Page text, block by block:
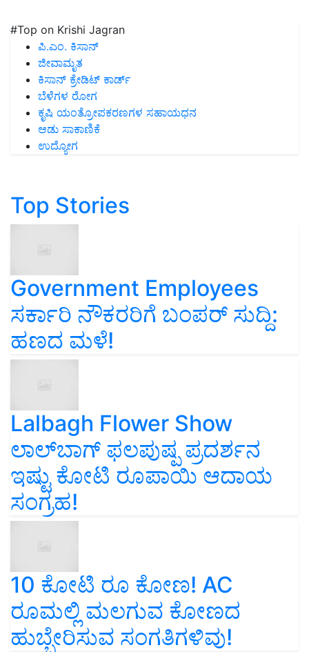
#Top on Krishi Jagran
ಪಿ.ಎಂ. ಕಿಸಾನ್
ಜೀವಾಮೃತ
ಕಿಸಾನ್ ಕ್ರೇಡಿಟ್ ಕಾರ್ಡ್
ಬೆಳೆಗಳ ರೋಗ
ಕೃಷಿ ಯಂತ್ರೋಪಕರಣಗಳ ಸಹಾಯಧನ
ಆಡು ಸಾಕಾಣಿಕೆ
ಉದ್ಯೋಗ
Top Stories
Government Employees
ಸರ್ಕಾರಿ ನೌಕರರಿಗೆ ಬಂಪರ್‌ ಸುದ್ದಿ:
ಹಣದ ಮಳೆ!
Lalbagh Flower Show
ಲಾಲ್‌ಬಾಗ್ ಫಲಪುಷ್ಪ ಪ್ರದರ್ಶನ
ಇಷ್ಟು ಕೋಟಿ ರೂಪಾಯಿ ಆದಾಯ
ಸಂಗ್ರಹ!
10 ಕೋಟಿ ರೂ ಕೋಣ! AC
ರೂಮಲ್ಲಿ ಮಲಗುವ ಕೋಣದ
ಹುಬ್ಬೇರಿಸುವ ಸಂಗತಿಗಳಿವು!